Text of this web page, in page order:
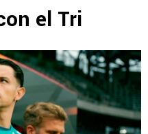
el Tri